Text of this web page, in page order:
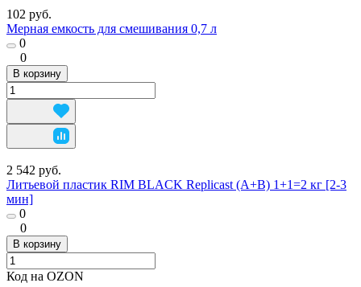
102 руб.
Мерная емкость для смешивания 0,7 л
0
0
В корзину
2 542 руб.
Литьевой пластик RIM BLACK Replicast (А+В) 1+1=2 кг [2-3
мин]
0
0
В корзину
Код на OZON